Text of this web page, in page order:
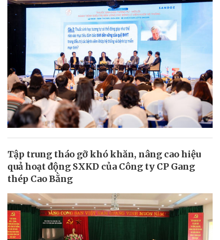
Tập trung tháo gỡ khó khăn, nâng cao hiệu
quả hoạt động SXKD của Công ty CP Gang
thép Cao Bằng